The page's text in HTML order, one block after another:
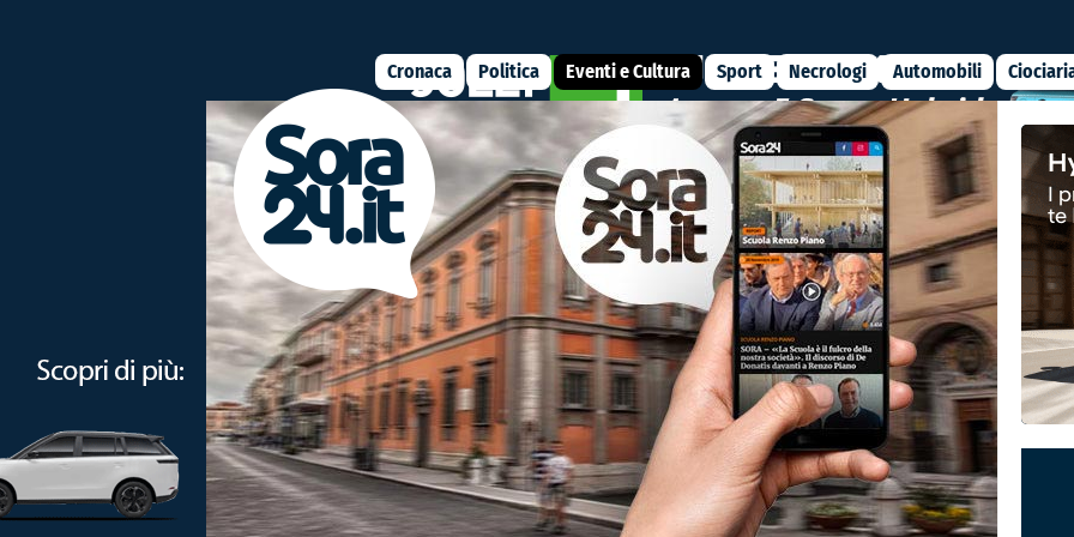
Cronaca Politica Eventi e Cultura Sport Necrologi Automobili